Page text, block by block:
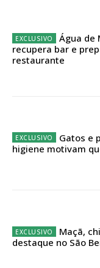
Faça-se assinante do
Sendo assinante terá
Água de
recupera bar e
restaurante
Gatos e
higiene motivam
Maçã,
destaque no São